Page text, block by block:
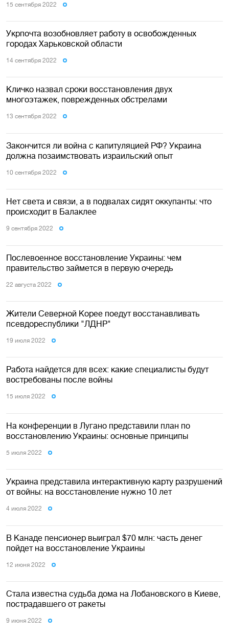
15 сентября 2022
Укрпочта возобновляет работу в освобожденных
городах Харьковской области
14 сентября 2022
Кличко назвал сроки восстановления двух
многоэтажек, поврежденных обстрелами
13 сентября 2022
Закончится ли война с капитуляцией РФ? Украина
должна позаимствовать израильский опыт
10 сентября 2022
Нет света и связи, а в подвалах сидят оккупанты: что
происходит в Балаклее
9 сентября 2022
Послевоенное восстановление Украины: чем
правительство займется в первую очередь
22 августа 2022
Жители Северной Корее поедут восстанавливать
псевдореспублики "ЛДНР"
19 июля 2022
Работа найдется для всех: какие специалисты будут
востребованы после войны
15 июля 2022
На конференции в Лугано представили план по
восстановлению Украины: основные принципы
5 июля 2022
Украина представила интерактивную карту разрушений
от войны: на восстановление нужно 10 лет
4 июля 2022
В Канаде пенсионер выиграл $70 млн: часть денег
пойдет на восстановление Украины
12 июня 2022
Стала известна судьба дома на Лобановского в Киеве,
пострадавшего от ракеты
9 июня 2022